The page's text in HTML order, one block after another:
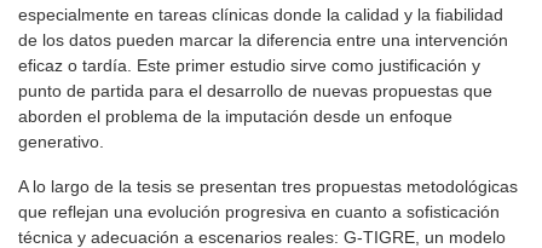
especialmente en tareas clínicas donde la calidad y la fiabilidad
de los datos pueden marcar la diferencia entre una intervención
eficaz o tardía. Este primer estudio sirve como justificación y
punto de partida para el desarrollo de nuevas propuestas que
aborden el problema de la imputación desde un enfoque
generativo.
A lo largo de la tesis se presentan tres propuestas metodológicas
que reflejan una evolución progresiva en cuanto a sofisticación
técnica y adecuación a escenarios reales: G-TIGRE, un modelo